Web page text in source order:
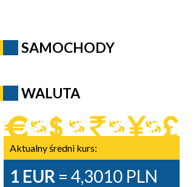
SAMOCHODY
WALUTA
Aktualny średni kurs:
1 EUR = 4,3010 PLN